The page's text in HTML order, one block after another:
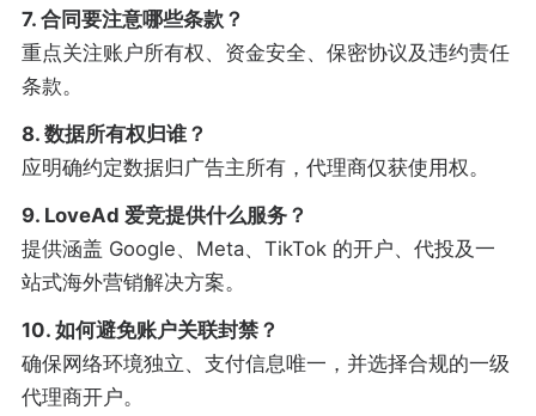
7. 合同要注意哪些条款？
重点关注账户所有权、资金安全、保密协议及违约责任
条款。
8. 数据所有权归谁？
应明确约定数据归广告主所有，代理商仅获使用权。
9. LoveAd 爱竞提供什么服务？
提供涵盖 Google、Meta、TikTok 的开户、代投及一
站式海外营销解决方案。
10. 如何避免账户关联封禁？
确保网络环境独立、支付信息唯一，并选择合规的一级
代理商开户。